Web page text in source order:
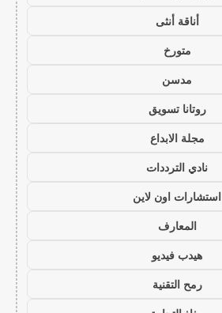
أناقة أنثى
متورخ
مدسن
روتانا تسويق
مجلة الابداع
نادي الترددات
استشارات اون لاين
المعارف
هيدب فيديو
رمح التقنية